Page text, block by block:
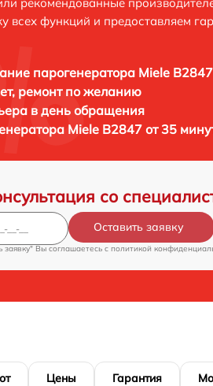
всех функций и предоставляем
парогенератора Miele
ремонт по желанию
в день обращения
Miele B2847 от 35
со
Оставить заявку
Вы соглашаетесь c политикой
Цены Гарантия